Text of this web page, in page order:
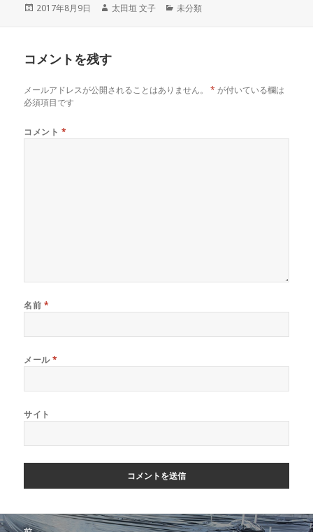
投
2017年8月9日
作
太田垣 文子
カ
未分類
コメントを残す
メールアドレスが公開されることはありません。 * が付いている欄は
必須項目です
コメント *
名前 *
メール*
サイト
投